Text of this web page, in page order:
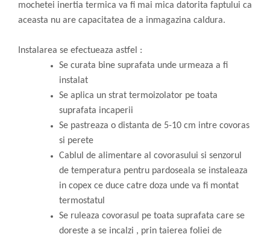
mochetei inertia termica va fi mai mica datorita faptului ca
aceasta nu are capacitatea de a inmagazina caldura.
Instalarea se efectueaza astfel :
Se curata bine suprafata unde urmeaza a fi
instalat
Se aplica un strat termoizolator pe toata
suprafata incaperii
Se pastreaza o distanta de 5-10 cm intre covoras
si perete
Cablul de alimentare al covorasului si senzorul
de temperatura pentru pardoseala se instaleaza
in copex ce duce catre doza unde va fi montat
termostatul
Se ruleaza covorasul pe toata suprafata care se
doreste a se incalzi , prin taierea foliei de